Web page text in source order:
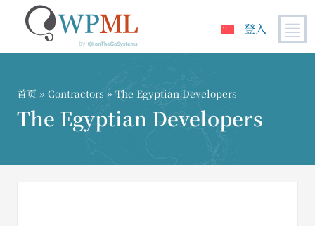
登入
首页 » Contractors » The Egyptian Developers
The Egyptian Developers